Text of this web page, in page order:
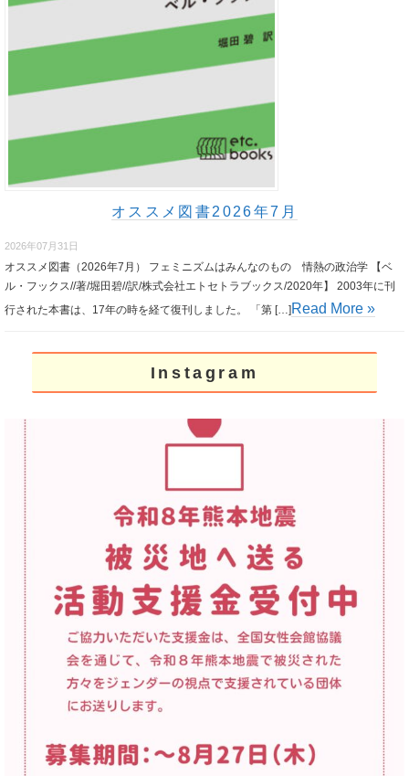
オススメ図書2026年7月
2026年07月31日
オススメ図書（2026年7月） フェミニズムはみんなのもの 情熱の政治学 【ベ
ル・フックス//著/堀田碧//訳/株式会社エトセトラブックス/2020年】 2003年に刊
行された本書は、17年の時を経て復刊しました。 「第 […]Read More »
Instagram